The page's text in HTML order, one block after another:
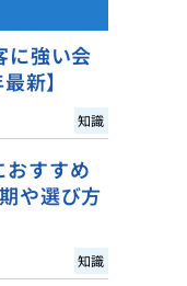
に強い会
新】
知識
すすめ
や選び方
知識